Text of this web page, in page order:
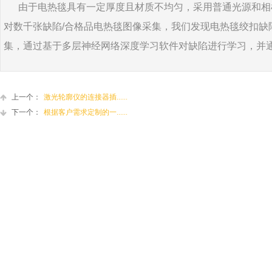
由于电热毯具有一定厚度且材质不均匀，采用普通光源和
对数千张缺陷/合格品电热毯图像采集，我们发现电热毯绞扣
集，通过基于多层神经网络深度学习软件对缺陷进行学习，
上一个：
激光轮廓仪的连接器插......
下一个：
根据客户需求定制的一......